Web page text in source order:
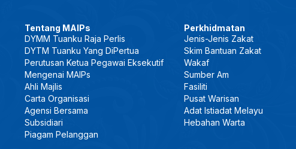
Tentang MAIPs
DYMM Tuanku Raja Perlis
DYTM Tuanku Yang DiPertua
Perutusan Ketua Pegawai Eksekutif
Mengenai MAIPs
Ahli Majlis
Carta Organisasi
Agensi Bersama
Subsidiari
Piagam Pelanggan
Perkhidmatan
Jenis-Jenis Zakat
Skim Bantuan Zakat
Wakaf
Sumber Am
Fasiliti
Pusat Warisan
Adat Istiadat Melayu
Hebahan Warta